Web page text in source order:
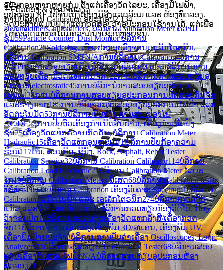
ອຸປະກອນຫຼາກຫຼາຍກຸ່ມ ຕັ້ງແຕ່ເຄື່ອງວັດໄລຍະ, ເຄື່ອງມືໄຟຟ້າ,
ອຸປະກອນ RF ໄປຈົນເຖິງເຄື່ອງມືສິ່ງແວດລ້ອມ ແລະ ຫ້ອງທົດລອງ.
ຈຸດປະສົງບໍ່ແມ່ນພຽງແຕ່ກວດສອບວ່າອຸປະກອນໃຊ້ງານໄດ້, ແຕ່ເພື່ອ
ໃຫ້ຄ່າວັດແທກທີ່ໄດ້ມີຄວາມນ່າເຊື່ອຖືຫຼາຍຂຶ້ນ.
ຕົວຕອງ & ການຈັດລຽງ
ການບໍລິການ Calibration ອຸປະກອນ2,134
Dehumidifiers, humidifiers, ບໍລິການ Calibration Meter ຄວາມ
ຊຸ່ມ59Particle Counter, Dust Monitor ບໍລິການ
Calibration25Soldering, ເອົາ, ປະກອບວົງຈອນເອເລັກໂຕຣນິກ,
ບໍລິການ Calibration SMTN/Aການບໍລິການ Calibration48ການ
ບໍລິການການສອບທຽບເຄື່ອງມືສິ່ງແວດລ້ອມ405ການ​ບໍ​ລິ​ການ​ການ​
ສອບ​ທຽບ​ເຄື່ອງ​ມື​ວັດ​ແທກ​ກົນ​ຈັກ​122ການ​ບໍ​ລິ​ການ​ການ​ສອບ​ທຽບ​ອຸ​
ປະ​ກອນ electrostatic​45ການ​ບໍ​ລິ​ການ​ການ​ສອບ​ທຽບ​ອຸ​ປະ​ກອນ
Optical38ການ​ບໍ​ລິ​ການ​ການ​ສອບ​ທຽບ​ອຸ​ປະ​ກອນ​ການ​ທົດ​ສອບ​ກົນ​ຈັກ​
ແລະ​ຮ່າງ​ກາຍ​185ການບໍລິການການສອບທຽບອຸປະກອນໄຟຟ້າ ແລະ
ອັດຕະໂນມັດ53ການບໍລິການປັບທຽບການສະໜອງໄຟ
AC/DC53ການປັບຕົວເຄື່ອງກໍາເນີດສັນຍານ, ເຄື່ອງກໍາເນີດຟັງ
ຊັນ25ເຄື່ອງວັດແທກຄວາມກົດດັນ, ບໍລິການ Calibration Meter
Hydraulic15ເຄື່ອງວັດແທກອຸນຫະພູມ | ບໍລິການປັບກ້ອງຄວາມ
ຮ້ອນ117ດິນ, ຄອນກີດ, ຊີມັງ, Rock, Asphalt, Rebar Tester
Calibration Service32ບໍລິການ Calibration Calibrator114ບໍລິການ
Calibration Load Electronic21ບໍລິການ Calibration Meter ໄລຍະ
ໄກ19ບໍລິການ Calibration Meters ພິເສດ68ບໍລິການ Calibration tester
ທີ່ບໍ່ທໍາລາຍ20ບໍລິການ Calibration ເຄື່ອງວິເຄາະ Spectrum10ບໍລິການ
Calibration ແມັດໄຟຟ້າ ແລະ ເອເລັກໂຕຣນິກ274ບໍລິການກວດຈັບ
ແກັສ ແລະ ວັດແທກວັດແທກ49ບໍລິການກວດທຽບກ້ອງວິດີໂອ, ກ້ອງ
ວົງຈອນປິດ12ບໍລິການກວດທຽບເຄື່ອງວັດແທກລັງສີ/ເຄື່ອງກວດ
ຈັບ11ບໍລິການການເຄັດຕຣິງເຄື່ອງພິມ 3D/ສແຄນ, ເຄື່ອງພິມ UV,
ເຄື່ອງພິມປ້າຍປະຈຳ3ບໍລິການການປັບຄ່າເຄື່ອງ Oscilloscopes, Logic
Analyzers33ບໍລິການສອບທຽບ Telecom-TV Tester68ບໍລິການສອບ
ທຽບເຄື່ອງທົດສອບໄຟຟ້າN/Aບໍລິການສອບທຽບອຸປະກອນຫ້ອງ
ທົດລອງ210